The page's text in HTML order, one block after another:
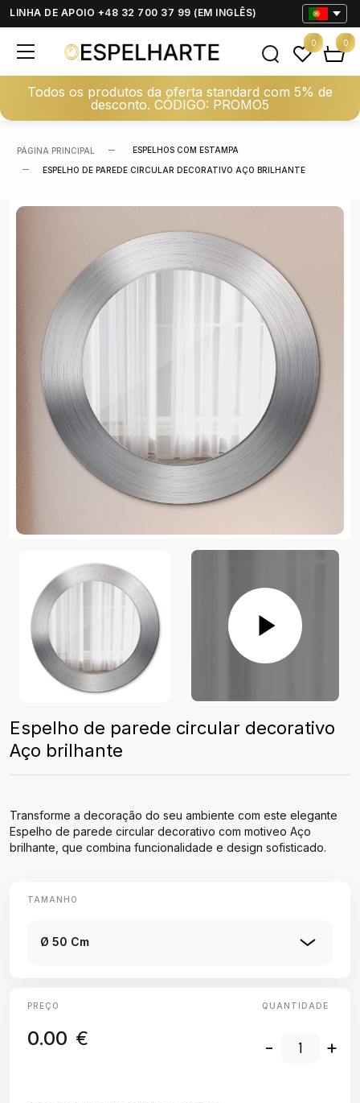
LINHA DE APOIO +48 32 700 37 99 (EM INGLÊS)
Todos os produtos da oferta standard com 5% de
desconto. CÓDIGO: PROMO5
0 0
PÁGINA PRINCIPAL ESPELHOS COM ESTAMPA
ESPELHO DE PAREDE CIRCULAR DECORATIVO AÇO BRILHANTE
Espelho de parede circular decorativo
Aço brilhante
Transforme a decoração do seu ambiente com este elegante
Espelho de parede circular decorativo com motiveo Aço
brilhante, que combina funcionalidade e design sofisticado.
TAMANHO
Ø 50 Cm
PREÇO
0.00 €
QUANTIDADE
- +